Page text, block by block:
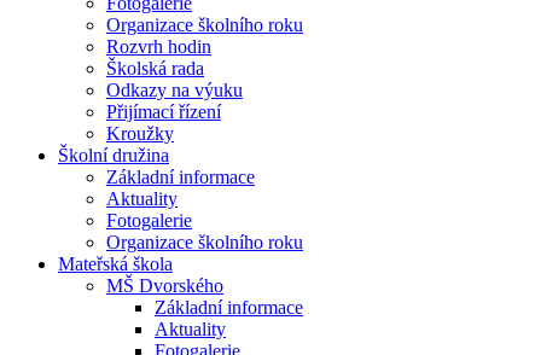
Organizace školního roku
Rozvrh hodin
Školská rada
Odkazy na výuku
Přijímací řízení
Kroužky
Školní družina
Základní informace
Aktuality
Fotogalerie
Organizace školního roku
Mateřská škola
MŠ Dvorského
Základní informace
Aktuality
Fotogalerie